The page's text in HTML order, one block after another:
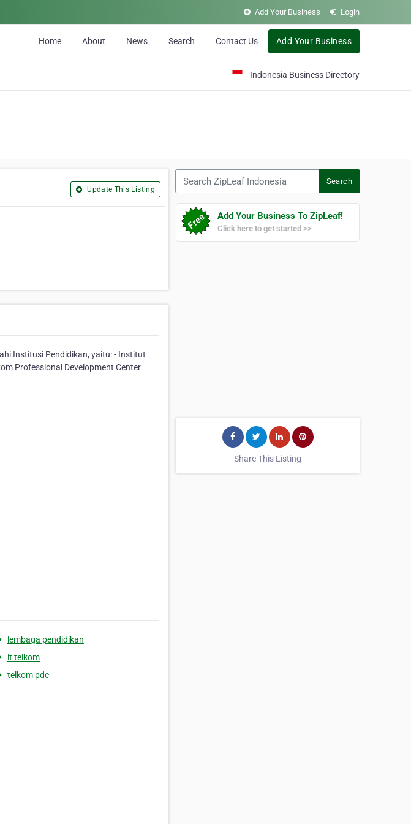
Add Your Business Login
Home About News Search Contact Us Add Your Business
Indonesia Business Directory
Update This Listing
Institusi Pendidikan, yaitu: - Institut
Professional Development Center
lembaga pendidikan
it telkom
telkom pdc
Search
Add Your Business To ZipLeaf!
Click here to get started >>
Share This Listing